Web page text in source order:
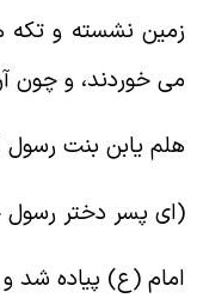
نشسته و تکه
خوردند، و چون
یابن بنت رسول
ای پسر دختر رسول
(ع) پیاده شد و